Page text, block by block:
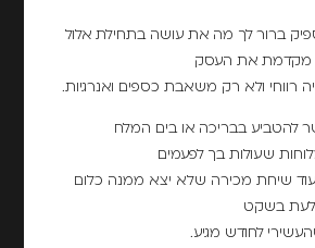
ברור לך מה את עושה בתחילת אלול
מקדמת את העסק
רווחי ולא רק משאבת כספים ואנרגיות.
להטביע בבריכה או בים המלח
שעולות בך לפעמים
שיחת מכירה שלא יצא ממנה כלום
בשקט
לחודש מגיע.